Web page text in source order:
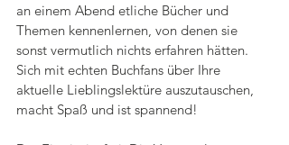
an einem Abend etliche Bücher und
Themen kennenlernen, von denen sie
sonst vermutlich nichts erfahren hätten.
Sich mit echten Buchfans über Ihre
aktuelle Lieblingslektüre auszutauschen,
macht Spaß und ist spannend!